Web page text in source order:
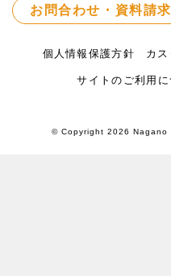
お問合わせ・資料請求
個人情報保護方針 カ
サイトのご利用に
© Copyright 2026 Nagano